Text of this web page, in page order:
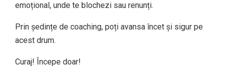
emoțional, unde te blochezi sau renunți.
Prin ședințe de coaching, poți avansa încet și sigur pe
acest drum.
Curaj! Începe doar!